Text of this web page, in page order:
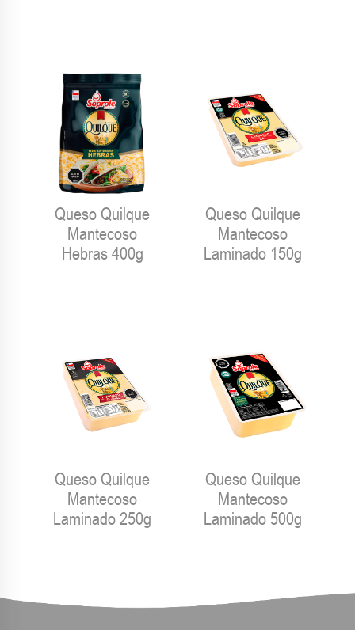
Queso Quilque
Mantecoso
Hebras 400g
Queso Quilque
Mantecoso
Laminado 150g
Queso Quilque
Mantecoso
Laminado 250g
Queso Quilque
Mantecoso
Laminado 500g